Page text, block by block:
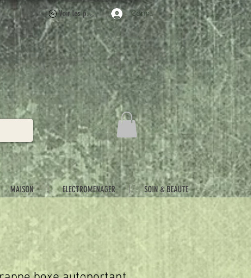
Voir les points Connexion
MAISON ELECTROMENAGER SOIN & BEAUTE